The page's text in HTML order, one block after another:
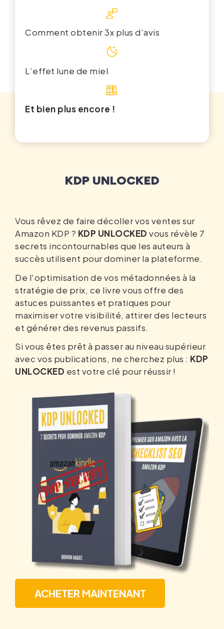
Comment obtenir 3x plus d’avis
L’effet lune de miel
Et bien plus encore !
KDP UNLOCKED
Vous rêvez de faire décoller vos ventes sur
Amazon KDP ? KDP UNLOCKED vous révèle 7
secrets incontournables que les auteurs à
succès utilisent pour dominer la plateforme.
De l'optimisation de vos métadonnées à la
stratégie de prix, ce livre vous offre des
astuces puissantes et pratiques pour
maximiser votre visibilité, attirer des lecteurs
et générer des revenus passifs.
Si vous êtes prêt à passer au niveau supérieur
avec vos publications, ne cherchez plus : KDP
UNLOCKED est votre clé pour réussir !
ACHETER MAINTENANT